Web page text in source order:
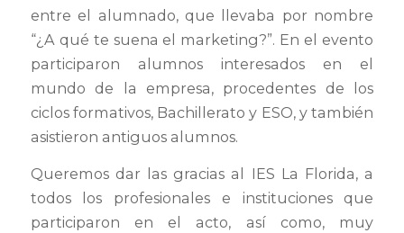
entre el alumnado, que llevaba por nombre
“¿A qué te suena el marketing?”. En el evento
participaron alumnos interesados en el
mundo de la empresa, procedentes de los
ciclos formativos, Bachillerato y ESO, y también
asistieron antiguos alumnos.
Queremos dar las gracias al IES La Florida, a
todos los profesionales e instituciones que
participaron en el acto, así como, muy